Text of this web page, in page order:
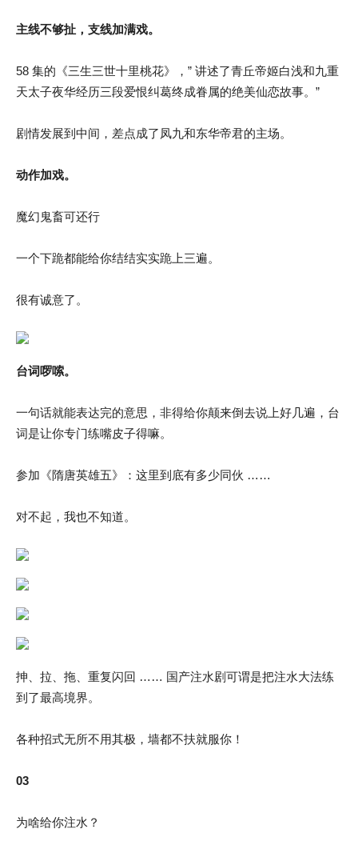
主线不够扯，支线加满戏。
58 集的《三生三世十里桃花》，” 讲述了青丘帝姬白浅和九重
天太子夜华经历三段爱恨纠葛终成眷属的绝美仙恋故事。”
剧情发展到中间，差点成了凤九和东华帝君的主场。
动作加戏。
魔幻鬼畜可还行
一个下跪都能给你结结实实跪上三遍。
很有诚意了。
台词啰嗦。
一句话就能表达完的意思，非得给你颠来倒去说上好几遍，台
词是让你专门练嘴皮子得嘛。
参加《隋唐英雄五》：这里到底有多少同伙 ……
对不起，我也不知道。
抻、拉、拖、重复闪回 …… 国产注水剧可谓是把注水大法练
到了最高境界。
各种招式无所不用其极，墙都不扶就服你！
03
为啥给你注水？